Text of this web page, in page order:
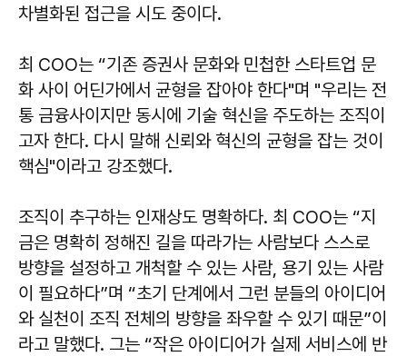
차별화된 접근을 시도 중이다.
최 COO는 “기존 증권사 문화와 민첩한 스타트업 문
화 사이 어딘가에서 균형을 잡아야 한다"며 "우리는 전
통 금융사이지만 동시에 기술 혁신을 주도하는 조직이
고자 한다. 다시 말해 신뢰와 혁신의 균형을 잡는 것이
핵심"이라고 강조했다.
조직이 추구하는 인재상도 명확하다. 최 COO는 “지
금은 명확히 정해진 길을 따라가는 사람보다 스스로
방향을 설정하고 개척할 수 있는 사람, 용기 있는 사람
이 필요하다”며 “초기 단계에서 그런 분들의 아이디어
와 실천이 조직 전체의 방향을 좌우할 수 있기 때문”이
라고 말했다. 그는 “작은 아이디어가 실제 서비스에 반